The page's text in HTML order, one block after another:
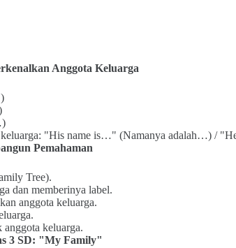
Anggota Keluarga
keluarga: "His name is…" (Namanya adalah…) /
Pemahaman
Tree).
dan memberinya label.
anggota keluarga.
keluarga.
3 SD: "My Family"